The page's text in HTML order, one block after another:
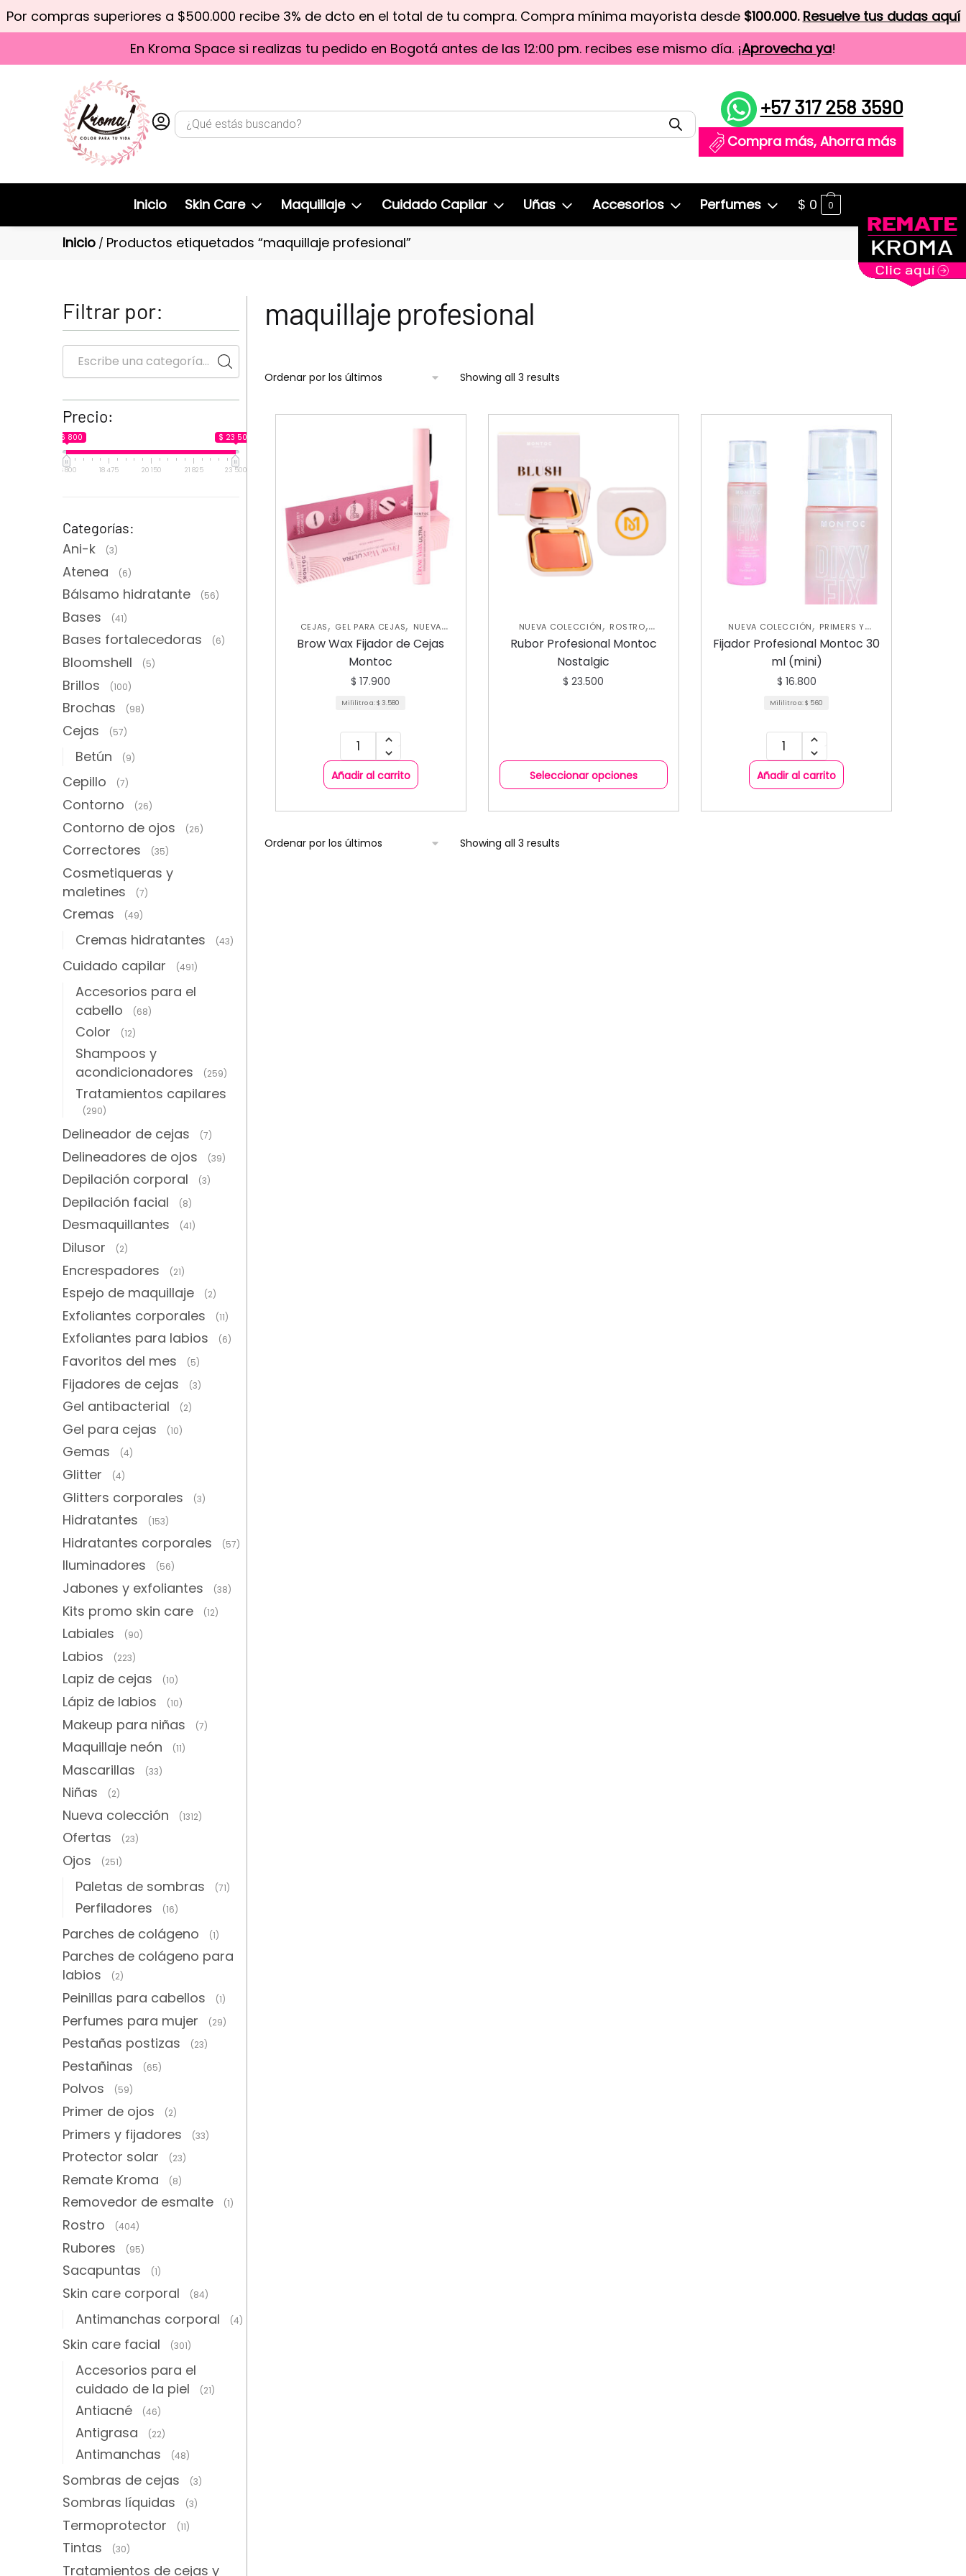
Por compras superiores a $500.000 recibe 3% de dcto en el total de tu compra. Compra mínima mayorista desde $100.000. Resuelve tus dudas aquí
En Kroma Space si realizas tu pedido en Bogotá antes de las 12:00 pm. recibes ese mismo día. ¡Aprovecha ya!
+57 317 258 3590
Compra más, Ahorra más
Inicio Skin Care Maquillaje Cuidado Capilar Uñas Accesorios Perfumes $ 0 0
Inicio / Productos etiquetados “maquillaje profesional”
maquillaje profesional
Showing all 3 results
CEJAS, GEL PARA CEJAS, NUEVA
COLECCIÓN
Brow Wax Fijador de Cejas
Montoc
$ 17.900
Mililitro a:$ 3.580
Añadir al carrito
NUEVA COLECCIÓN, ROSTRO,
RUBORES
Rubor Profesional Montoc
Nostalgic
$ 23.500
Seleccionar opciones
NUEVA COLECCIÓN, PRIMERS Y
FIJADORES,ROSTRO
Fijador Profesional Montoc 30
ml (mini)
$ 16.800
Mililitro a:$ 560
Añadir al carrito
Showing all 3 results
Filtrar por:
Precio:
$ 16 800 $ 23 500
16 800 18 475 20 150 21 825 23 500
Categorías:
Ani-k (3)
Atenea (6)
Bálsamo hidratante (56)
Bases (41)
Bases fortalecedoras (6)
Bloomshell (5)
Brillos (100)
Brochas (98)
Cejas (57)
Betún (9)
Cepillo (7)
Contorno (26)
Contorno de ojos (26)
Correctores (35)
Cosmetiqueras y
maletines
(7)
Cremas (49)
Cremas hidratantes (43)
Cuidado capilar (491)
Accesorios para el
cabello
(68)
Color (12)
Shampoos y
acondicionadores
(259)
Tratamientos capilares
(290)
Delineador de cejas (7)
Delineadores de ojos (39)
Depilación corporal (3)
Depilación facial (8)
Desmaquillantes (41)
Dilusor (2)
Encrespadores (21)
Espejo de maquillaje (2)
Exfoliantes corporales (11)
Exfoliantes para labios (6)
Favoritos del mes (5)
Fijadores de cejas (3)
Gel antibacterial (2)
Gel para cejas (10)
Gemas (4)
Glitter (4)
Glitters corporales (3)
Hidratantes (153)
Hidratantes corporales (57)
Iluminadores (56)
Jabones y exfoliantes (38)
Kits promo skin care (12)
Labiales (90)
Labios (223)
Lapiz de cejas (10)
Lápiz de labios (10)
Makeup para niñas (7)
Maquillaje neón (11)
Mascarillas (33)
Niñas (2)
Nueva colección (1312)
Ofertas (23)
Ojos (251)
Paletas de sombras (71)
Perfiladores (16)
Parches de colágeno (1)
Parches de colágeno para
labios
(2)
Peinillas para cabellos (1)
Perfumes para mujer (29)
Pestañas postizas (23)
Pestañinas (65)
Polvos (59)
Primer de ojos (2)
Primers y fijadores (33)
Protector solar (23)
Remate Kroma (8)
Removedor de esmalte (1)
Rostro (404)
Rubores (95)
Sacapuntas (1)
Skin care corporal (84)
Antimanchas corporal (4)
Skin care facial (301)
Accesorios para el
cuidado de la piel
(21)
Antiacné (46)
Antigrasa (22)
Antimanchas (48)
Sombras de cejas (3)
Sombras líquidas (3)
Termoprotector (11)
Tintas (30)
Tratamientos de cejas y